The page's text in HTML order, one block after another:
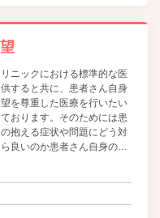
ニックにおける標準的な医
すると共に、患者さん自身
を尊重した医療を行いたい
おります。そのためには患
抱える症状や問題にどう対
良いのか患者さん自身のご
非お聞きしたいと考えてお
患者さん自身のご希望を欧
釈モデルと言い、大変重要
います。